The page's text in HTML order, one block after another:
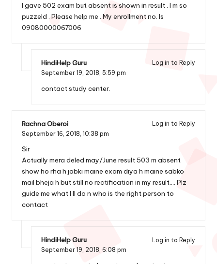
I gave 502 exam but absent is shown in result . I m so
puzzeld . Please help me . My enrollment no. Is
09080000067006
HindiHelp Guru
Log in to Reply
September 19, 2018, 5:59 pm
contact study center.
Rachna Oberoi
Log in to Reply
September 16, 2018, 10:38 pm
Sir
Actually mera deled may/June result 503 m absent
show ho rha h jabki maine exam diya h maine sabko
mail bheja h but still no rectification in my result…. Plz
guide me what I ll do n who is the right person to
contact
HindiHelp Guru
Log in to Reply
September 19, 2018, 6:08 pm